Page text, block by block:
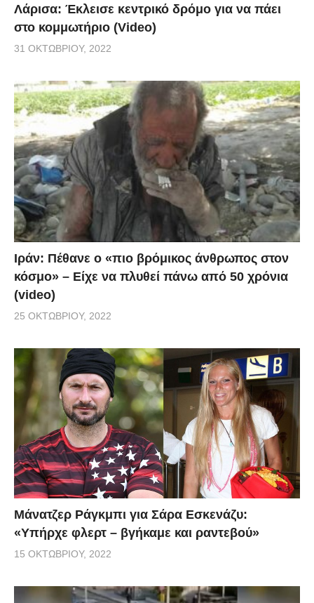
Λάρισα: Έκλεισε κεντρικό δρόμο για να πάει
στο κομμωτήριο (Video)
31 ΟΚΤΩΒΡΊΟΥ, 2022
Ιράν: Πέθανε ο «πιο βρόμικος άνθρωπος στον
κόσμο» – Είχε να πλυθεί πάνω από 50 χρόνια
(video)
25 ΟΚΤΩΒΡΊΟΥ, 2022
Μάνατζερ Ράγκμπι για Σάρα Εσκενάζυ:
«Υπήρχε φλερτ – βγήκαμε και ραντεβού»
15 ΟΚΤΩΒΡΊΟΥ, 2022